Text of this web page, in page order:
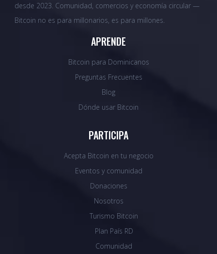
desde 2023. Comunidad, comercios y economía circular —
Bitcoin no es para millonarios, es para millones.
APRENDE
Bitcoin para Dominicanos
Preguntas Frecuentes
Blog
Dónde usar Bitcoin
PARTICIPA
Acepta Bitcoin en tu negocio
Eventos y comunidad
Donaciones
Nosotros
Turismo Bitcoin
Plan País RD
Comunidad